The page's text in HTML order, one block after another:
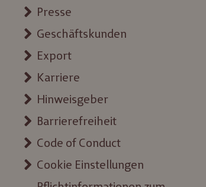
Presse
Geschäftskunden
Export
Karriere
Hinweisgeber
Barrierefreiheit
Code of Conduct
Cookie Einstellungen